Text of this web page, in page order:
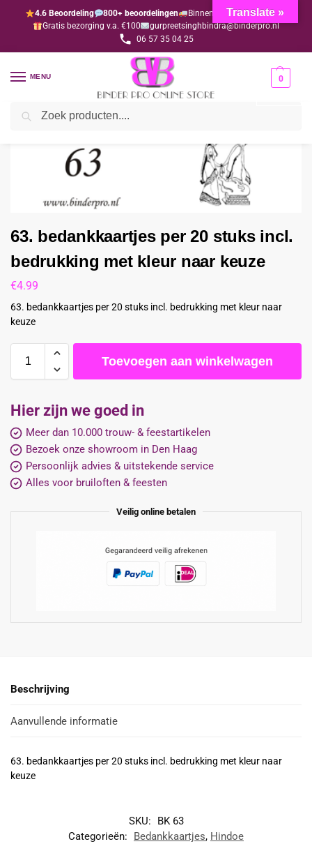
4.6 Beoordeling 800+ beoordelingen
Binnen 1-3 dagen geleverd
Gratis bezorging v.a. €100
gurpreetsinghbindra@binderpro.nl
06 57 35 04 25
MENU 0
Home Bedankjesafdeling
63. bedankkaartjes per 20 stuks incl.
bedrukking met kleur naar keuze
€4.99
63. bedankkaartjes per 20 stuks incl. bedrukking met kleur naar
keuze
Toevoegen aan winkelwagen
Hier zijn we goed in
Meer dan 10.000 trouw- & feestartikelen
Bezoek onze showroom in Den Haag
Persoonlijk advies & uitstekende service
Alles voor bruiloften & feesten
Veilig online betalen
Beschrijving
Aanvullende informatie
63. bedankkaartjes per 20 stuks incl. bedrukking met kleur naar
keuze
SKU:
BK 63
Categorieën:
Bedankkaartjes, Hindoe
Translate »